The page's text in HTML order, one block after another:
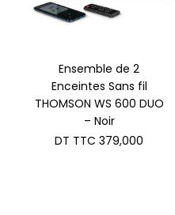
Ensemble de 2
Enceintes Sans fil
THOMSON WS 600 DUO
– Noir
DT TTC 379,000